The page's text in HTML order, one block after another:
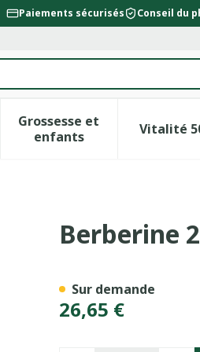
Paiements sécurisés Conseil du
catégorie Beauté, soins et
sous-menu pour la
Grossesse et
enfants
Afficher le sous-Vitalité
DebaBerberine
26,65 €
Sur demande